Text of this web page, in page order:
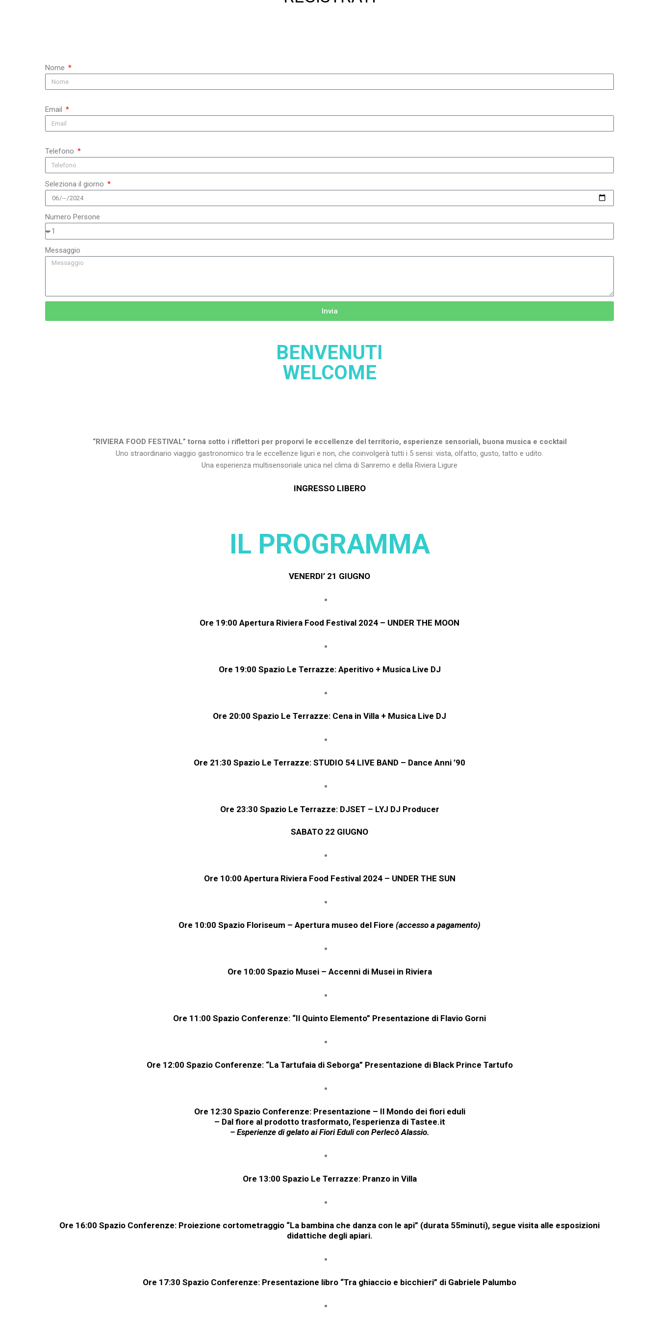
Nome
Email
Telefono
Seleziona il giorno
Numero Persone
Messaggio
Invia
BENVENUTI
WELCOME
“RIVIERA FOOD FESTIVAL” torna sotto i riflettori per proporvi le eccellenze del territorio, esperienze sensoriali, buona musica e cocktail
Uno straordinario viaggio gastronomico tra le eccellenze liguri e non, che coinvolgerà tutti i 5 sensi: vista, olfatto, gusto, tatto e udito.
Una esperienza multisensoriale unica nel clima di Sanremo e della Riviera Ligure
INGRESSO LIBERO
IL PROGRAMMA
VENERDI’ 21 GIUGNO
Ore 19:00 Apertura Riviera Food Festival 2024 – UNDER THE MOON
Ore 19:00 Spazio Le Terrazze: Aperitivo + Musica Live DJ
Ore 20:00 Spazio Le Terrazze: Cena in Villa + Musica Live DJ
Ore 21:30 Spazio Le Terrazze: STUDIO 54 LIVE BAND – Dance Anni ’90
Ore 23:30 Spazio Le Terrazze: DJSET – LYJ DJ Producer
SABATO 22 GIUGNO
Ore 10:00 Apertura Riviera Food Festival 2024 – UNDER THE SUN
Ore 10:00 Spazio Floriseum – Apertura museo del Fiore (accesso a pagamento)
Ore 10:00 Spazio Musei – Accenni di Musei in Riviera
Ore 11:00 Spazio Conferenze: “Il Quinto Elemento” Presentazione di Flavio Gorni
Ore 12:00 SpazioConferenze: “La Tartufaia di Seborga” Presentazione di Black Prince Tartufo
Ore 12:30 Spazio Conferenze: Presentazione – Il Mondo dei fiori eduli
– Dal fiore al prodotto trasformato, l’esperienza di Tastee.it
– Esperienze di gelato ai Fiori Eduli con Perlecò Alassio.
Ore 13:00 Spazio Le Terrazze: Pranzo in Villa
Ore 16:00 Spazio Conferenze: Proiezione cortometraggio “La bambina che danza con le api” (durata 55minuti), segue visita alle esposizioni
didattiche degli apiari.
Ore 17:30 Spazio Conferenze: Presentazione libro “Tra ghiaccio e bicchieri” di Gabriele Palumbo